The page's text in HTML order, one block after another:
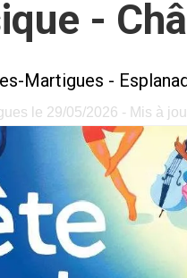
-
Martigues -
le 29/05/2026 - Mis à